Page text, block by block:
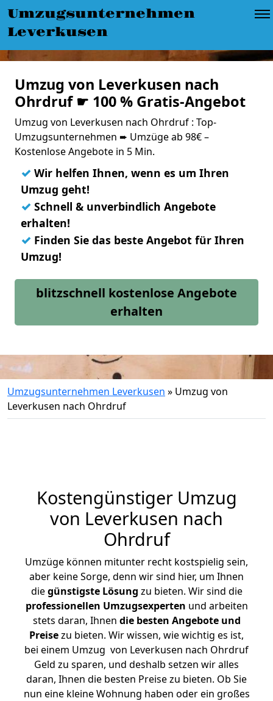
Umzugsunternehmen
Leverkusen
Umzug von Leverkusen nach
Ohrdruf ☛ 100 % Gratis-Angebot
Umzug von Leverkusen nach Ohrdruf : Top-
Umzugsunternehmen ➨ Umzüge ab 98€ –
Kostenlose Angebote in 5 Min.
✓ Wir helfen Ihnen, wenn es um Ihren
Umzug geht!
✓ Schnell & unverbindlich Angebote
erhalten!
✓ Finden Sie das beste Angebot für Ihren
Umzug!
blitzschnell kostenlose Angebote
erhalten
Umzugsunternehmen Leverkusen » Umzug von
Leverkusen nach Ohrdruf
Kostengünstiger Umzug
von Leverkusen nach
Ohrdruf
Umzüge können mitunter recht kostspielig sein,
aber keine Sorge, denn wir sind hier, um Ihnen
diegünstigste Lösung zu bieten. Wir sind die
professionellen Umzugsexperten und arbeiten
stets daran, Ihnen die besten Angebote und
Preisezu bieten. Wir wissen, wie wichtig es ist,
bei einem Umzug von Leverkusen nach Ohrdruf
Geld zu sparen, und deshalb setzen wir alles
daran, Ihnen die besten Preise zu bieten. Ob Sie
nun eine kleine Wohnung haben oder ein großes